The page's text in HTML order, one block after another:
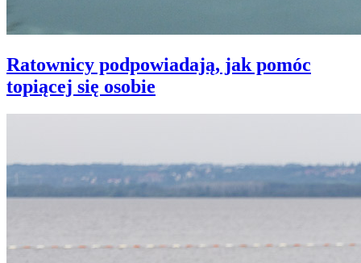
Ratownicy podpowiadają, jak pomóc
topiącej się osobie